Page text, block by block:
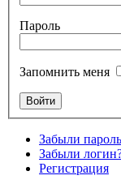
Пароль
Запомнить меня
Забыли
Забыли
Регистрация